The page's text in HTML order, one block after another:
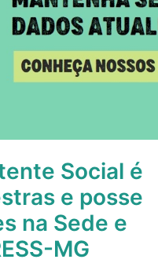
Social é
e posse
na Sede e
MG